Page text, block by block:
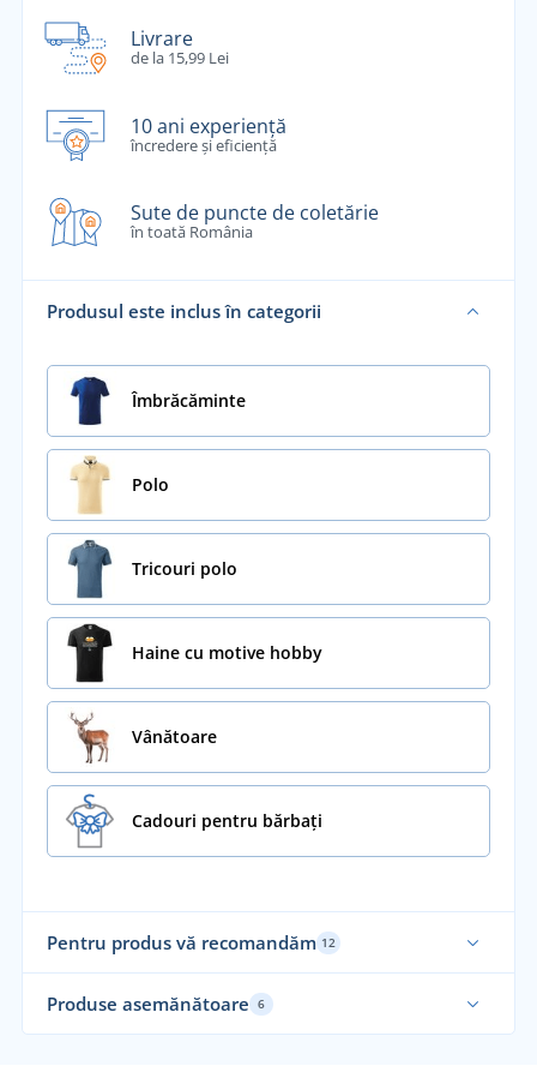
Livrare
de la 15,99 Lei
10 ani experiență
încredere și eficiență
Sute de puncte de coletărie
în toată România
Produsul este inclus în categorii
Îmbrăcăminte
Polo
Tricouri polo
Haine cu motive hobby
Vânătoare
Cadouri pentru bărbați
Pentru produs vă recomandăm 12
Produse asemănătoare 6